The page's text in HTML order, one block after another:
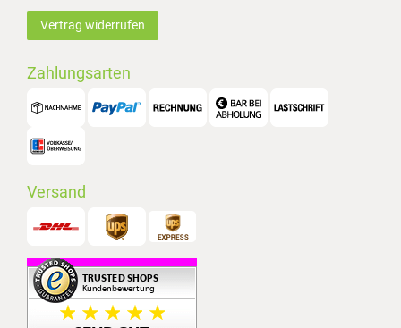
Vertrag widerrufen
Zahlungsarten
Versand